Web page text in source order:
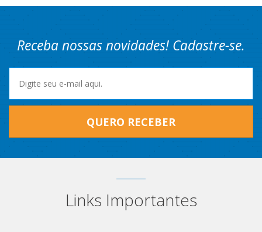
Receba nossas novidades! Cadastre-se.
QUERO RECEBER
Links Importantes